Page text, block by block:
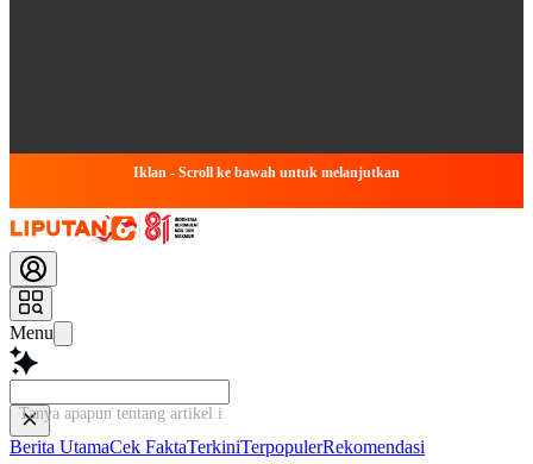
Iklan - Scroll ke bawah untuk melanjutkan
Menu
Tanya apapun tentang artikel ini...
Berita UtamaCek FaktaTerkiniTerpopulerRekomendasi